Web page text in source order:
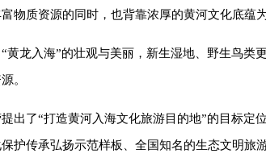
物质资源的同时，也背靠浓厚的黄河文化底蕴
黄龙入海”的壮观与美丽，新生湿地、野生鸟
。
出了“打造黄河入海文化旅游目的地”的目标
护传承弘扬示范样板、全国知名的生态文明旅